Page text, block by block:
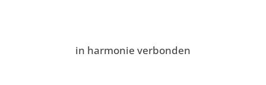
in harmonie verbonden